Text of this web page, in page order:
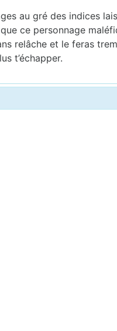
au gré des indices
ce personnage
relâche et le feras
t’échapper.